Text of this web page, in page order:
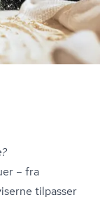
– fra
tilpasser